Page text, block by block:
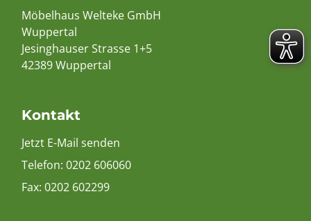
Möbelhaus Welteke GmbH
Wuppertal
Jesinghauser Strasse 1+5
42389 Wuppertal
Kontakt
Jetzt E-Mail senden
Telefon: 0202 606060
Fax: 0202 602299